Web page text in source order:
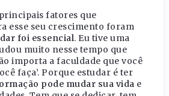
fatores que
esse seu crescimento foram
foi essencial. Eu tive uma
muito nesse tempo que
importa a faculdade que você
faça’. Porque estudar é ter
pode mudar sua vida e